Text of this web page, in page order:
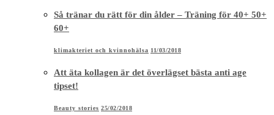
Så tränar du rätt för din ålder – Träning för 40+ 50+
60+
klimakteriet och kvinnohälsa 11/03/2018
Att äta kollagen är det överlägset bästa anti age
tipset!
Beauty stories 25/02/2018